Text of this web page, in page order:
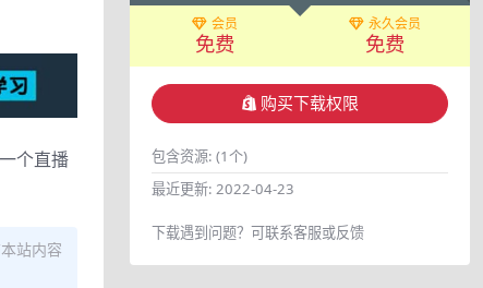
个直播
站内容
会员
免费
永久会员
免费
购买下载权限
包含资源: (1个)
最近更新: 2022-04-23
下载遇到问题？可联系客服或反馈